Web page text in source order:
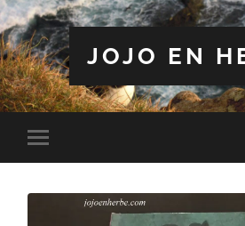
JOJO EN
Toggle
mobile